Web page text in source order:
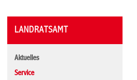
LANDRATSAMT
Aktuelles
Service